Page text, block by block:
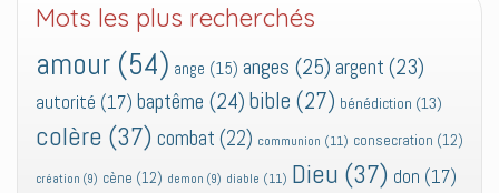
Mots les plus recherchés
amour (54) ange (15) anges (25) argent (23)
autorité (17) baptême (24) bible (27) bénédiction (13)
colère (37) combat (22) communion (11) consecration (12)
création (9) cène (12) demon (9) diable (11) Dieu (37) don (17)